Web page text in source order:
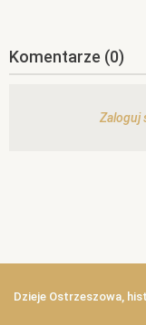
Komentarze (0)
Zaloguj
Dzieje Ostrzeszowa,